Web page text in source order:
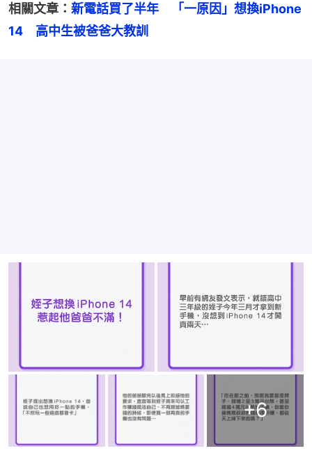
相關文章： 新電話買了半年　「一原因」想換iPhone
14　高中生被爸爸大教訓
+6